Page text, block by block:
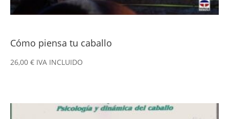
Cómo piensa tu caballo
26,00 € IVA INCLUIDO